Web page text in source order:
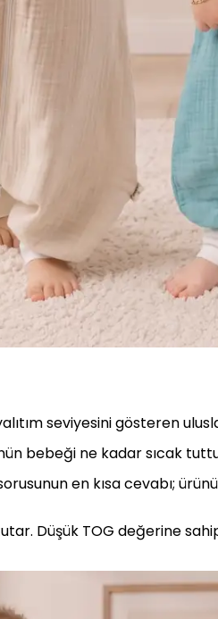
seviyesini gösteren
bebeği ne kadar sıcak
en kısa cevabı;
Düşük TOG değerine